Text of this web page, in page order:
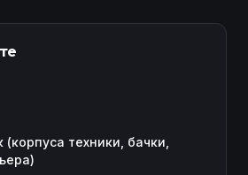
техники, бачки,